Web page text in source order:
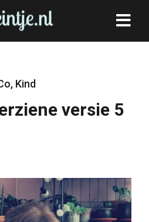
, Kind
versie 5